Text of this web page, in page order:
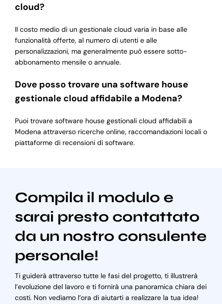
cloud?
Il costo medio di un gestionale cloud varia in base alle
funzionalità offerte, al numero di utenti e alle
personalizzazioni, ma generalmente può essere sotto-
abbonamento mensile o annuale.
Dove posso trovare una software house
gestionale cloud affidabile a Modena?
Puoi trovare software house gestionali cloud affidabili a
Modena attraverso ricerche online, raccomandazioni locali o
piattaforme di recensioni di software.
Compila il modulo e
sarai presto contattato
da un nostro consulente
personale!
Ti guiderà attraverso tutte le fasi del progetto, ti illustrerà
l’evoluzione del lavoro e ti fornirà una panoramica chiara dei
costi. Non vediamo l’ora di aiutarti a realizzare la tua idea!